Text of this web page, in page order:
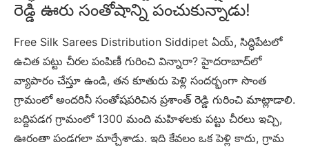
రెడ్డి ఊరు సంతోషాన్ని పంచుకున్నాడు!
Free Silk Sarees Distribution Siddipet ఏయ్, సిద్ధిపేటలో
ఉచిత పట్టు చీరల పంపిణీ గురించి విన్నారా? హైదరాబాద్‌లో
వ్యాపారం చేస్తూ ఉండి, తన కూతురు పెళ్లి సందర్భంగా సొంత
గ్రామంలో అందరినీ సంతోషపరిచిన ప్రశాంత్ రెడ్డి గురించి మాట్లాడాలి.
బద్దిపడగ గ్రామంలో 1300 మంది మహిళలకు పట్టు చీరలు ఇచ్చి,
ఊరంతా పండగలా మార్చేశాడు. ఇది కేవలం ఒక పెళ్లి కాదు, గ్రామ